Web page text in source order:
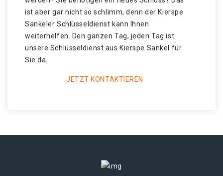
ist aber gar nicht so schlimm, denn der Kierspe
Sankeler Schlüsseldienst kann Ihnen
weiterhelfen. Den ganzen Tag, jeden Tag ist
unsere Schlüsseldienst aus Kierspe Sankel für
Sie da.
JETZT KONTAKTIEREN